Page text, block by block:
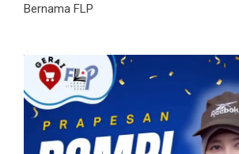
Bernama FLP